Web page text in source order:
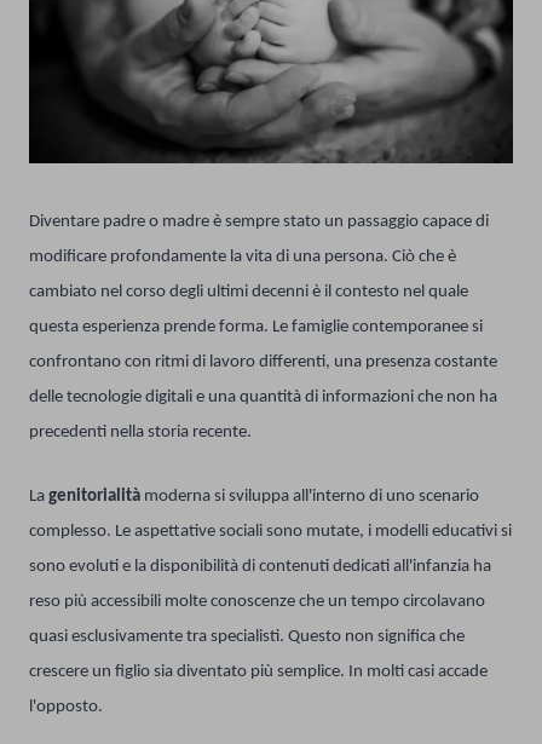
Diventare padre o madre è sempre stato un passaggio capace di
modificare profondamente la vita di una persona. Ciò che è
cambiato nel corso degli ultimi decenni è il contesto nel quale
questa esperienza prende forma. Le famiglie contemporanee si
confrontano con ritmi di lavoro differenti, una presenza costante
delle tecnologie digitali e una quantità di informazioni che non ha
precedenti nella storia recente.
La genitorialità moderna si sviluppa all'interno di uno scenario
complesso. Le aspettative sociali sono mutate, i modelli educativi si
sono evoluti e la disponibilità di contenuti dedicati all'infanzia ha
reso più accessibili molte conoscenze che un tempo circolavano
quasi esclusivamente tra specialisti. Questo non significa che
crescere un figlio sia diventato più semplice. In molti casi accade
l'opposto.